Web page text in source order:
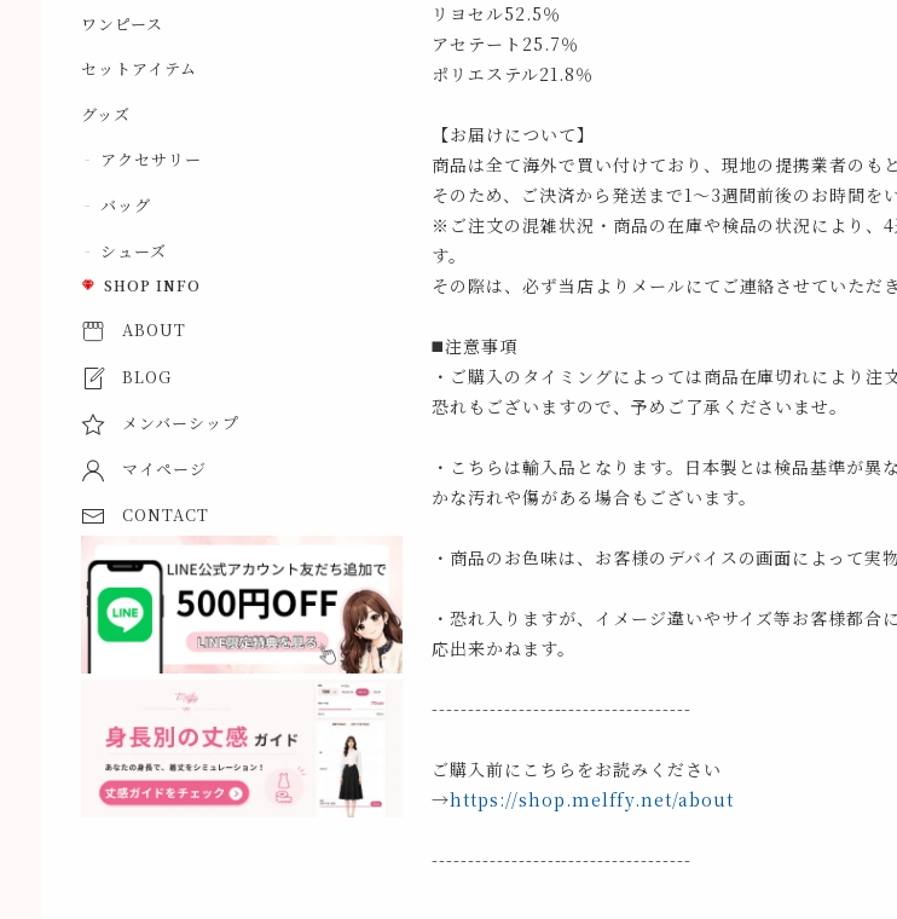
ワンピース
セットアイテム
グッズ
アクセサリー
バッグ
シューズ
SHOP INFO
ABOUT
BLOG
メンバーシップ
マイページ
CONTACT
リヨセル52.5％
アセテート25.7％
ポリエステル21.8％
【お届けについて】
商品は全て海外で買い付けており、現地の提携業者のも
そのため、ご決済から発送まで1～3週間前後のお時間を
※ご注文の混雑状況・商品の在庫や検品の状況により、
す。
その際は、必ず当店よりメールにてご連絡させていただき
◼️注意事項
・ご購入のタイミングによっては商品在庫切れにより注
恐れもございますので、予めご了承くださいませ。
・こちらは輸入品となります。日本製とは検品基準が異
かな汚れや傷がある場合もございます。
・商品のお色味は、お客様のデバイスの画面によって実
・恐れ入りますが、イメージ違いやサイズ等お客様都合
応出来かねます。
------------------------------------
ご購入前にこちらをお読みください
→https://shop.melffy.net/about
------------------------------------